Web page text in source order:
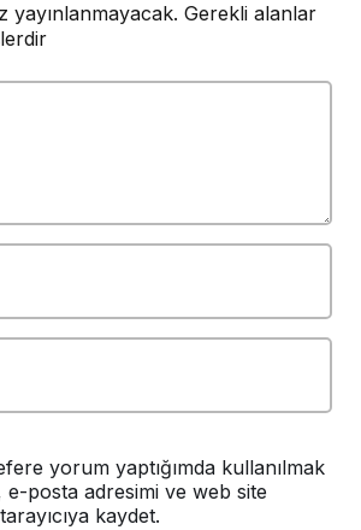
yayınlanmayacak. Gerekli alanlar
yorum yaptığımda kullanılmak
e-posta adresimi ve web site
kaydet.